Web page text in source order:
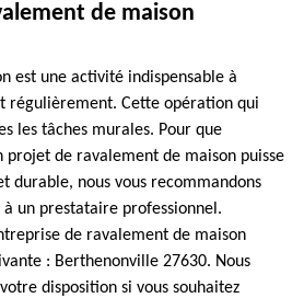
de maison
est une activité indispensable à
régulièrement. Cette opération qui
les tâches murales. Pour que
projet de ravalement de maison puisse
durable, nous vous recommandons
un prestataire professionnel.
de ravalement de maison
: Berthenonville 27630. Nous
disposition si vous souhaitez